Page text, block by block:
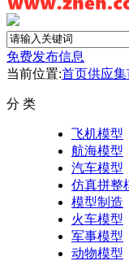
免费发布信息
当前位置:首页供应集
分 类
飞机模型
航海模型
汽车模型
仿真拼整
模型制造
火车模型
军事模型
动物模型